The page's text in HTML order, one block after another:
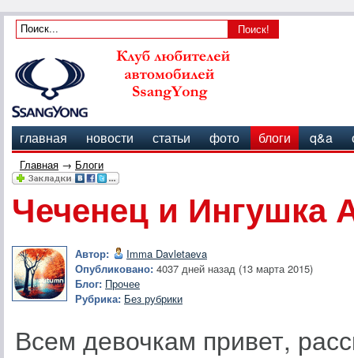
главная новости статьи фото блоги q&a
Главная → Блоги
Чеченец и Ингушка
Автор:
Imma Davletaeva
Опубликовано: 4037 дней назад (13 марта 2015)
Блог: Прочее
Рубрика: Без рубрики
Всем девочкам привет,